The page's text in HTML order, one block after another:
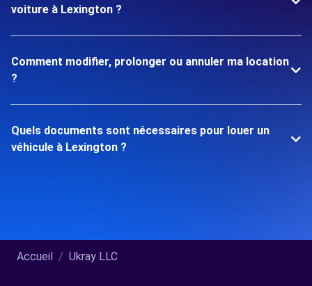
voiture à Lexington ?
Comment modifier, prolonger ou annuler ma location
?
Quels documents sont nécessaires pour louer un
véhicule à Lexington ?
Accueil Ukray LLC